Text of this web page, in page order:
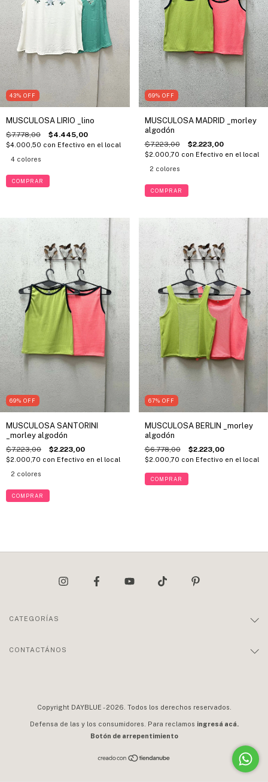
43% OFF
MUSCULOSA LIRIO _lino
$7.778,00 $4.445,00
$4.000,50 con Efectivo en el local
4 colores
COMPRAR
69% OFF
MUSCULOSA MADRID _morley
algodón
$7.223,00 $2.223,00
$2.000,70 con Efectivo en el local
2 colores
COMPRAR
69% OFF
MUSCULOSA SANTORINI
_morley algodón
$7.223,00 $2.223,00
$2.000,70 con Efectivo en el local
2 colores
COMPRAR
67% OFF
MUSCULOSA BERLIN _morley
algodón
$6.778,00 $2.223,00
$2.000,70 con Efectivo en el local
COMPRAR
CATEGORÍAS
CONTACTÁNOS
Copyright DAYBLUE - 2026. Todos los derechos reservados.
Defensa de las y los consumidores. Para reclamos ingresá acá.
Botón de arrepentimiento